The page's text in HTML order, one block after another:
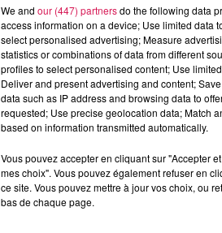
We and our (447) partnersdo the following data
access information on a device; Use limited data
select personalised advertising; Measure
statistics or combinations of data from different
profiles to select personalised content; Use
Deliver and present advertising and content;
data such as IP address and browsing data to
requested; Use precise geolocation data; Match
based on information transmitted automatically.
Vous pouvez accepter en cliquant sur "Accepter
mes choix". Vous pouvez également refuser en
ce site. Vous pouvez mettre à jour vos choix, ou
bas de chaque page.